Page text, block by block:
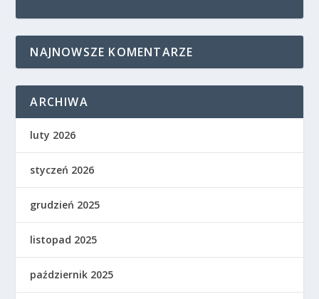
NAJNOWSZE KOMENTARZE
ARCHIWA
luty 2026
styczeń 2026
grudzień 2025
listopad 2025
październik 2025